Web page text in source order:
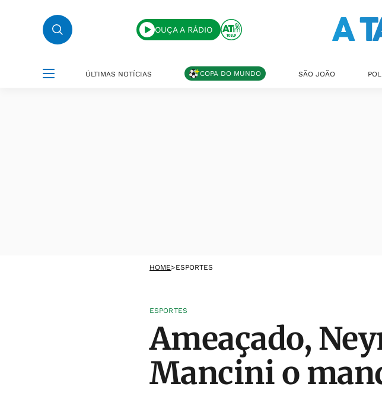
OUÇA A RÁDIO
ÚLTIMAS NOTÍCIAS COPA DO MUNDO SÃO JOÃO
HOME>ESPORTES
ESPORTES
Ameaçado,
Mancini o